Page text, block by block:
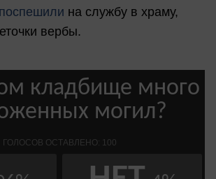
на службу в храму,
вербы.